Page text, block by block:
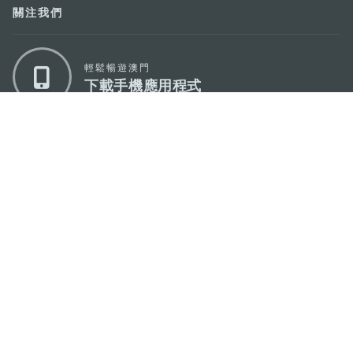
關注我們
輕鬆暢遊澳門
下載手機應用程式